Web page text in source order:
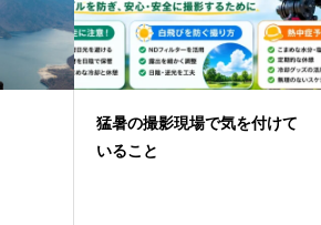
猛暑の撮影現場で気を付けて
いること